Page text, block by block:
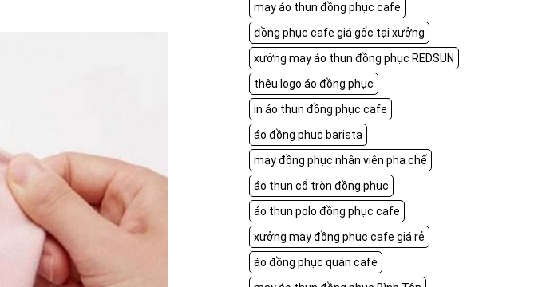
may áo thun đồng phục cafe
đồng phục cafe giá gốc tại xưởng
xưởng may áo thun đồng phục REDSUN
thêu logo áo đồng phục
in áo thun đồng phục cafe
áo đồng phục barista
may đồng phục nhân viên pha chế
áo thun cổ tròn đồng phục
áo thun polo đồng phục cafe
xưởng may đồng phục cafe giá rẻ
áo đồng phục quán cafe